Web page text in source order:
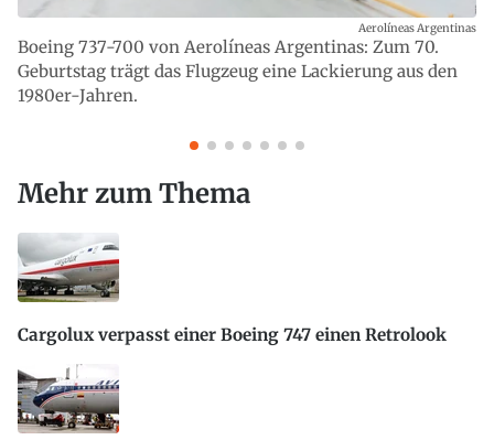
Boeing 737-700 von Aerolíneas Argentinas: Zum 70.
Geburtstag trägt das Flugzeug eine Lackierung aus den
1980er-Jahren.
Aerolíneas Argentinas
Mehr zum Thema
Cargolux verpasst einer Boeing 747 einen Retrolook